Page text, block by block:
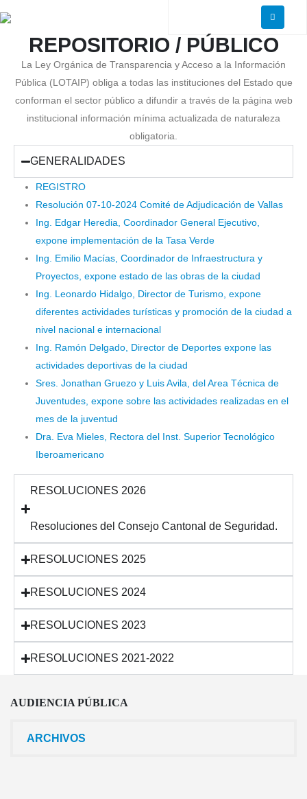
REPOSITORIO / PÚBLICO
La Ley Orgánica de Transparencia y Acceso a la Información
Pública (LOTAIP) obliga a todas las instituciones del Estado que
conforman el sector público a difundir a través de la página web
institucional información mínima actualizada de naturaleza
obligatoria.
GENERALIDADES
REGISTRO
Resolución 07-10-2024 Comité de Adjudicación de Vallas
Ing. Edgar Heredia, Coordinador General Ejecutivo,
expone implementación de la Tasa Verde
Ing. Emilio Macías, Coordinador de Infraestructura y
Proyectos, expone estado de las obras de la ciudad
Ing. Leonardo Hidalgo, Director de Turismo, expone
diferentes actividades turísticas y promoción de la ciudad a
nivel nacional e internacional
Ing. Ramón Delgado, Director de Deportes expone las
actividades deportivas de la ciudad
Sres. Jonathan Gruezo y Luis Avila, del Area Técnica de
Juventudes, expone sobre las actividades realizadas en el
mes de la juventud
Dra. Eva Mieles, Rectora del Inst. Superior Tecnológico
Iberoamericano
RESOLUCIONES 2026
Resoluciones del Consejo Cantonal de Seguridad.
RESOLUCIONES 2025
RESOLUCIONES 2024
RESOLUCIONES 2023
RESOLUCIONES 2021-2022
AUDIENCIA PÚBLICA
ARCHIVOS